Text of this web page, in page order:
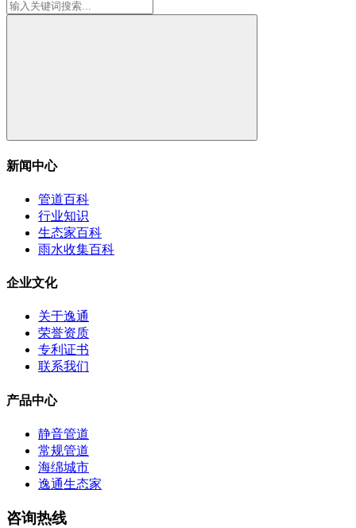
新闻中心
管道百科
行业知识
生态家百科
雨水收集百科
企业文化
关于逸通
荣誉资质
专利证书
联系我们
产品中心
静音管道
常规管道
海绵城市
逸通生态家
咨询热线